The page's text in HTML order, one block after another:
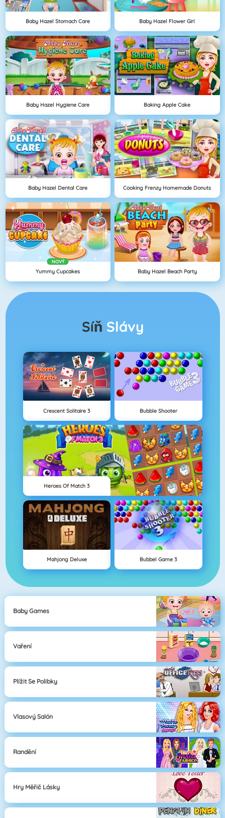
Baby Hazel Stomach Care Baby Hazel Flower Girl
Baby Hazel Hygiene Care Baking Apple Cake
Baby Hazel Dental Care Cooking Frenzy Homemade Donuts
NOVÝ
Yummy Cupcakes Baby Hazel Beach Party
Síň Slávy
Crescent Solitaire 3 Bubble Shooter
Heroes Of Match 3
Mahjong Deluxe Bubbel Game 3
Baby Games
Vaření
Plížit Se Polibky
Vlasový Salón
Randění
Hry Měřič Lásky